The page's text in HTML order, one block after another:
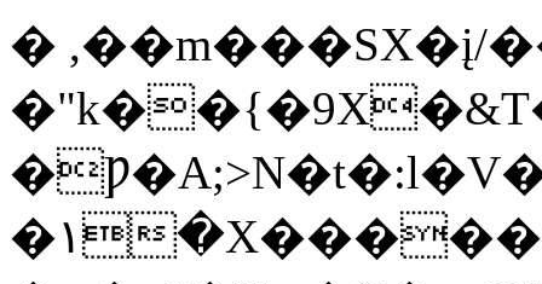
� ,��m���SX�į/
�١�X���������h/-